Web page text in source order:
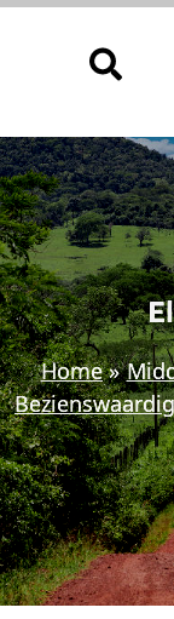
Ga
Home